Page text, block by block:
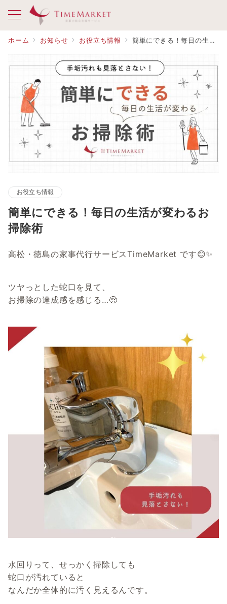
ホーム お知らせ お役立ち情報 簡単にできる！毎日の生活が変わるお掃除術
お役立ち情報
簡単にできる！毎日の生活が変わるお
掃除術
高松・徳島の家事代行サービスTimeMarket です😊✨
ツヤっとした蛇口を見て、
お掃除の達成感を感じる…🥺
水回りって、せっかく掃除しても
蛇口が汚れていると
なんだか全体的に汚く見えるんです。